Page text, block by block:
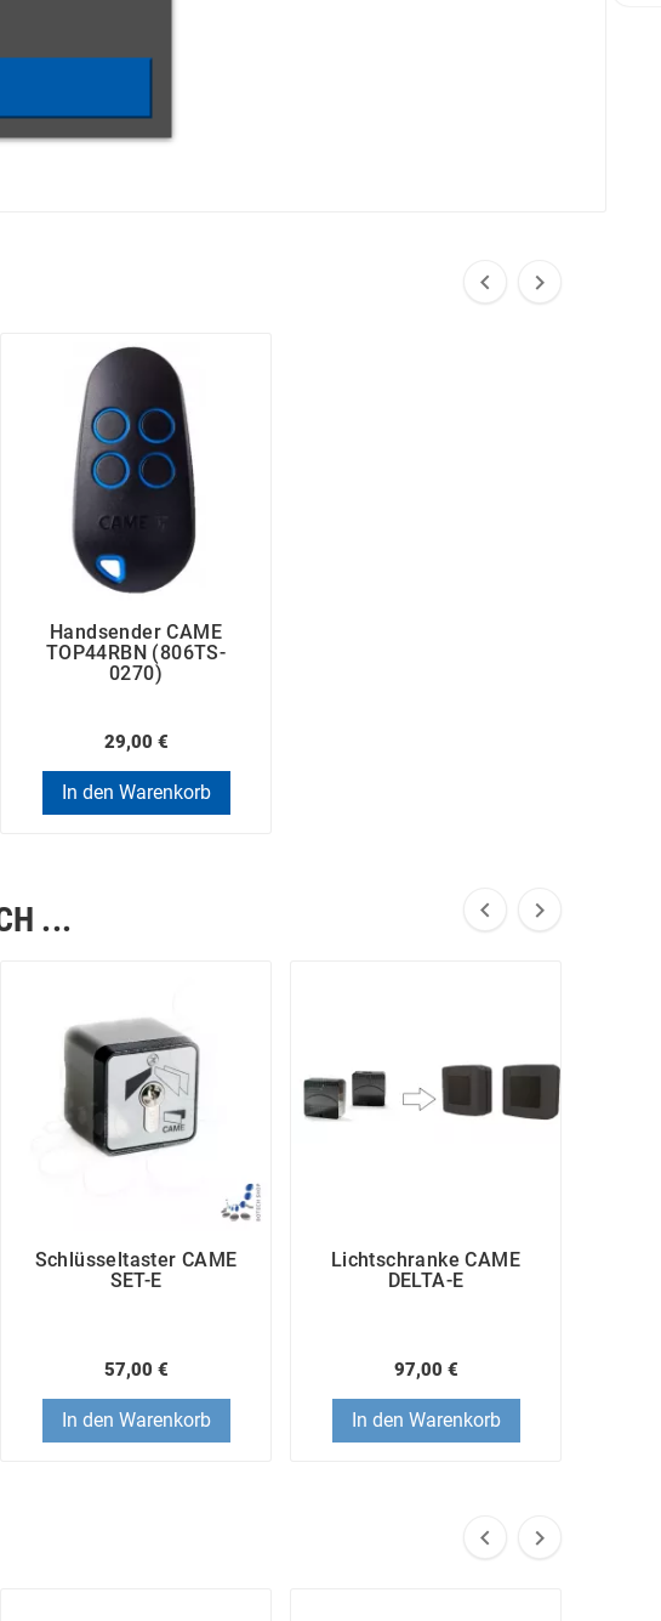
 
Handsender CAME
TOP44RBN (806TS-
0270)
29,00 €
In den Warenkorb
...  
Schlüsseltaster CAME
SET-E
57,00 €
In den Warenkorb
Lichtschranke CAME
DELTA-E
97,00 €
In den Warenkorb
 